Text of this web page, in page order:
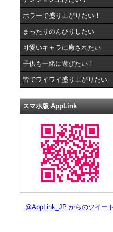
ホラーで盛り上がりたい！
まったりのんびりしたい
可愛いキャラに癒されたい
子供も一緒に遊びたい！
皆でワイワイ盛り上がりたい
スマホ版 AppLink
@AppLink_JP からのツイート